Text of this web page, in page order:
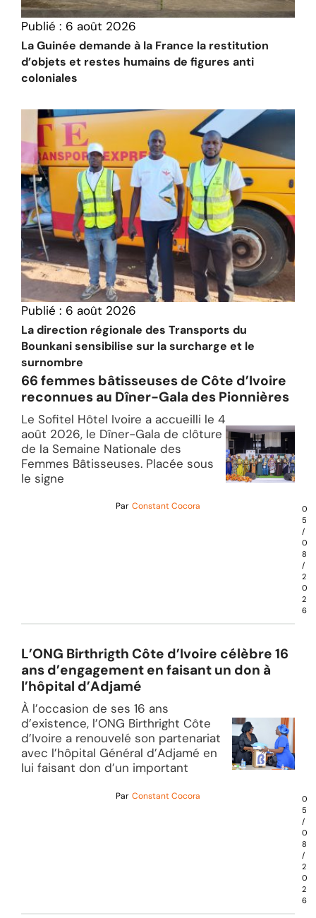
Publié : 6 août 2026
La Guinée demande à la France la restitution
d’objets et restes humains de figures anti
coloniales
Publié : 6 août 2026
La direction régionale des Transports du
Bounkani sensibilise sur la surcharge et le
surnombre
66 femmes bâtisseuses de Côte d’Ivoire
reconnues au Dîner-Gala des Pionnières
Le Sofitel Hôtel Ivoire a accueilli le 4
août 2026, le Dîner-Gala de clôture
de la Semaine Nationale des
Femmes Bâtisseuses. Placée sous
le signe
Par Constant Cocora
0
5
/
0
8
/
2
0
2
6
L’ONG Birthrigth Côte d’Ivoire célèbre 16
ans d’engagement en faisant un don à
l’hôpital d’Adjamé
À l’occasion de ses 16 ans
d’existence, l’ONG Birthright Côte
d’Ivoire a renouvelé son partenariat
avec l’hôpital Général d’Adjamé en
lui faisant don d’un important
Par Constant Cocora
0
5
/
0
8
/
2
0
2
6